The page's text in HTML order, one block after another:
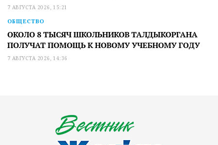
7 АВГУСТА 2026, 15:21
ОБЩЕСТВО
ОКОЛО 8 ТЫСЯЧ ШКОЛЬНИКОВ ТАЛДЫКОРГАНА
ПОЛУЧАТ ПОМОЩЬ К НОВОМУ УЧЕБНОМУ ГОДУ
7 АВГУСТА 2026, 14:36